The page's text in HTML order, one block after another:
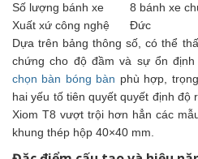
Số lượng bánh xe
8 bánh xe
Xuất xứ công nghệ
Đức
Dựa trên bảng thông số, có thể
chứng cho độ đầm và sự ổn định
chọn bàn bóng bàn phù hợp,
hai yếu tố tiên quyết quyết định độ
Xiom T8 vượt trội hơn hẳn các
khung thép hộp 40×40 mm.